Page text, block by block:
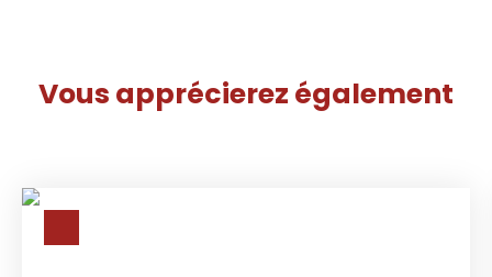
Vous apprécierez également